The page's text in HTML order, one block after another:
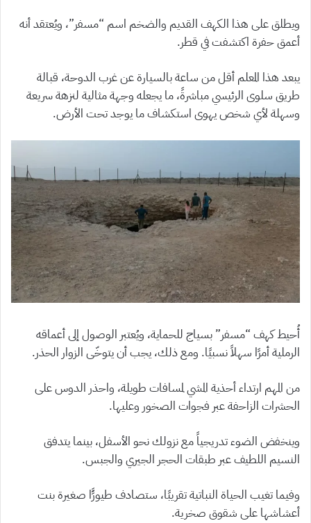
ويطلق على هذا الكهف القديم والضخم اسم “مسفر”، ويُعتقد أنه
أعمق حفرة اكتشفت في قطر.
يبعد هذا المعلم أقل من ساعة بالسيارة عن غرب الدوحة، قبالة
طريق سلوى الرئيسي مباشرةً، ما يجعله وجهة مثالية لنزهة سريعة
وسهلة لأي شخص يهوى استكشاف ما يوجد تحت الأرض.
أُحيط كهف “مسفر” بسياج للحماية، ويُعتبر الوصول إلى أعماقه
الرملية أمرًا سهلاً نسبيًا. ومع ذلك، يجب أن يتوخّى الزوار الحذر.
من المهم ارتداء أحذية المشي لمسافات طويلة، واحذر الدوس على
الحشرات الزاحفة عبر فجوات الصخور وعليها.
وينخفض الضوء تدريجياً مع نزولك نحو الأسفل، بينما يتدفق
النسيم اللطيف عبر طبقات الحجر الجيري والجبس.
وفيما تغيب الحياة النباتية تقريبًا، ستصادف طيورًًا صغيرة بنت
أعشاشها على شقوق صخرية.